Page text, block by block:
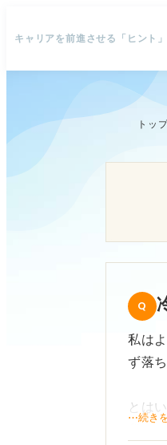
キャリアを前進させる「ヒント
トッ
私は
ず落
とは
⋯続き